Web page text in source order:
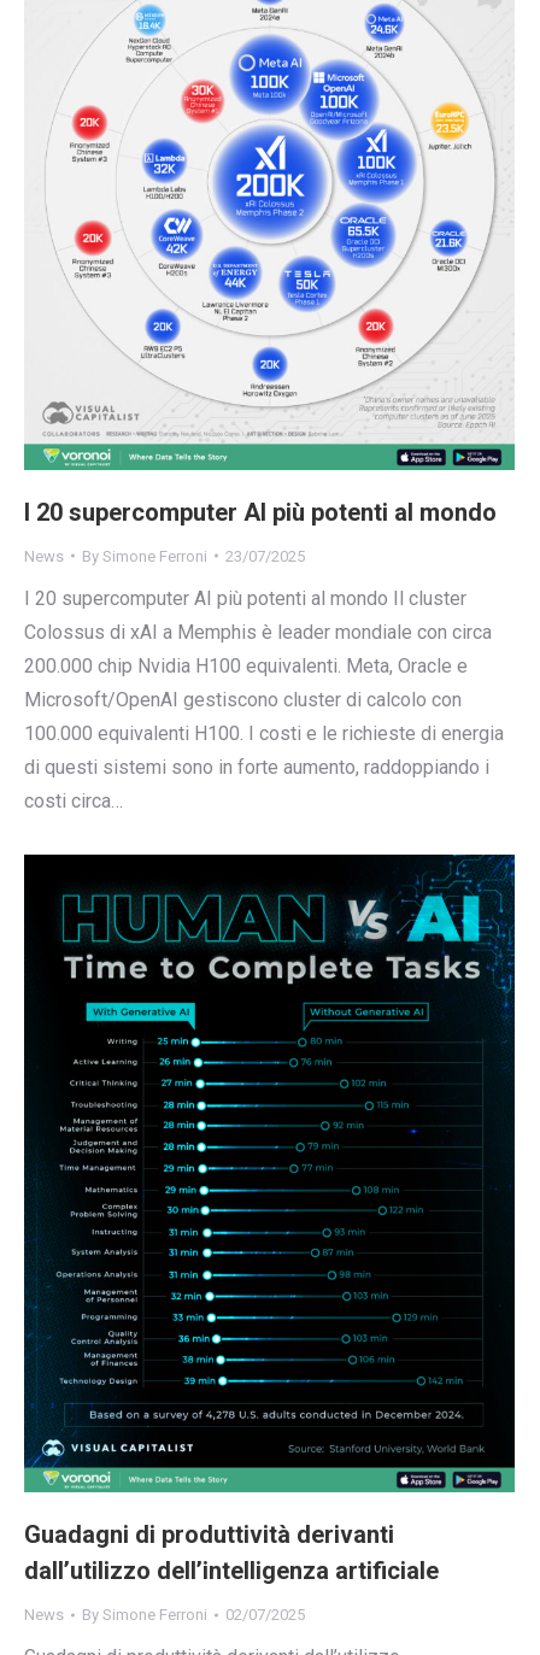
I 20 supercomputer AI più potenti al mondo
News By Simone Ferroni 23/07/2025
I 20 supercomputer AI più potenti al mondo Il cluster
Colossus di xAI a Memphis è leader mondiale con circa
200.000 chip Nvidia H100 equivalenti. Meta, Oracle e
Microsoft/OpenAI gestiscono cluster di calcolo con
100.000 equivalenti H100. I costi e le richieste di energia
di questi sistemi sono in forte aumento, raddoppiando i
costi circa…
Guadagni di produttività derivanti
dall’utilizzo dell’intelligenza artificiale
News By Simone Ferroni 02/07/2025